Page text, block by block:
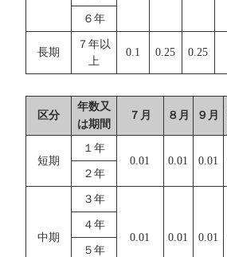
６年
長期
７年以
上
0.1 0.25 0.25
区分
年数又
は期間
７月 ８月 ９月
短期
１年
0.01
0.01 0.01
２年
中期
３年
0.01 0.01 0.01
４年
５年